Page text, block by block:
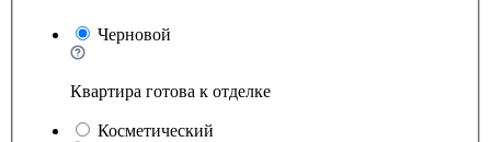
Черновой
Квартира готова к отделке
Косметический